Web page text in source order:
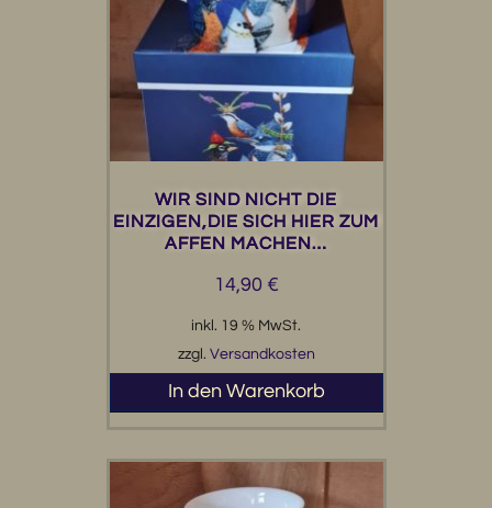
WIR SIND NICHT DIE
EINZIGEN,DIE SICH HIER ZUM
AFFEN MACHEN…
14,90 €
inkl. 19 % MwSt.
zzgl. Versandkosten
In den Warenkorb